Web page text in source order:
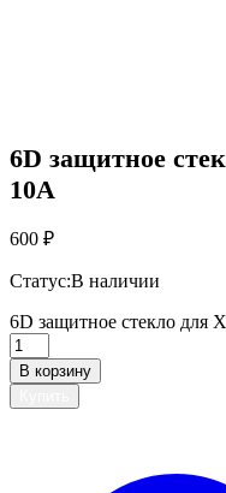
6D защитное
10A
600 ₽
Статус:В наличии
6D защитное стекло для
В корзину